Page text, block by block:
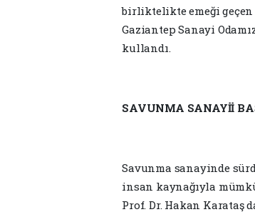
birliktelikte emeği geçen
Gaziantep Sanayi
kullandı.
SAVUNMA SANAYİİ
Savunma sanayinde
insan kaynağıyla
Prof. Dr. Hakan Karataş